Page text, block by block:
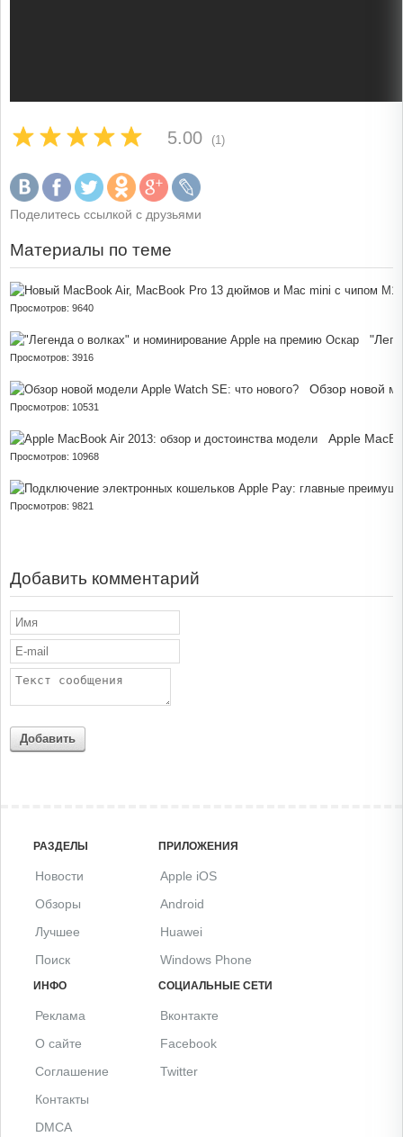
5.00 (1)
Поделитесь ссылкой с друзьями
Материалы по теме
Просмотров: 9640
Просмотров: 3916
Обзор новой
Просмотров: 10531
Apple
Просмотров: 10968
Просмотров: 9821
Добавить комментарий
Добавить
РАЗДЕЛЫ
Новости
Обзоры
Лучшее
Поиск
ПРИЛОЖЕНИЯ
Apple iOS
Android
Huawei
Windows Phone
ИНФО
Реклама
О сайте
Соглашение
Контакты
DMCA
СОЦИАЛЬНЫЕ СЕТИ
Вконтакте
Facebook
Twitter